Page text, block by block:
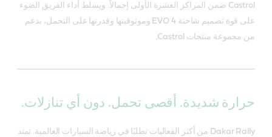
Castrol ضمن المراكز العشرة الأولى إجمالاً. ويسلط أداء الفريق الضوء
على قوة تصميم شاحنة EVO 4 وموثوقيتها وقدرتها على التحمل، بدعم
من مجموعة منتجات Castrol.
حرارة شديدة. أقصى تحمل. دون أي تنازلات.
Dakar Rally من أكثر الفعاليات تطلبًا في رياضة السيارات العالمية. تمتد